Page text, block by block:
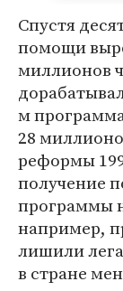
Спустя
помощи
миллионов
м
28
реформы
получение
программы
например,
лишили
в стране